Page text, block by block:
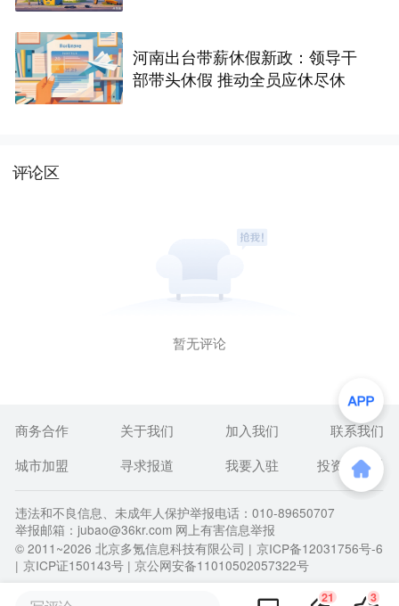
河南出台带薪休假新政：领导干
部带头休假 推动全员应休尽休
评论区
暂无评论
21 3
商务合作 关于我们 加入我们
联系我们
城市加盟
寻求报道 我要入驻 投资者关系
违法和不良信息、未成年人保护举报电话：010-89650707
举报邮箱：jubao@36kr.com 网上有害信息举报
© 2011~2026 北京多氪信息科技有限公司 | 京ICP备12031756号-6
| 京ICP证150143号 | 京公网安备11010502057322号